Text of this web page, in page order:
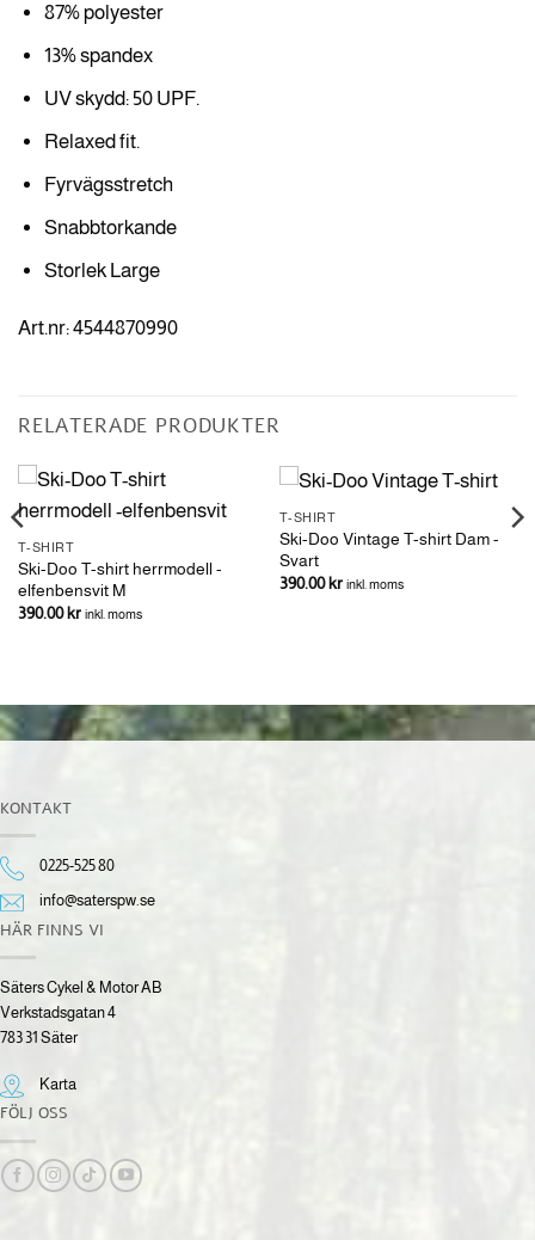
87% polyester
13% spandex
UV skydd: 50 UPF.
Relaxed fit.
Fyrvägsstretch
Snabbtorkande
Storlek Large
Art.nr: 4544870990
RELATERADE PRODUKTER
T-SHIRT
Ski-Doo T-shirt herrmodell -
elfenbensvit M
390.00kr inkl. moms
T-SHIRT
Ski-Doo Vintage T-shirt Dam -
Svart
390.00kr inkl. moms
KONTAKT
0225-525 80
info@saterspw.se
HÄR FINNS VI
Säters Cykel & Motor AB
Verkstadsgatan 4
783 31 Säter
Karta
FÖLJ OSS